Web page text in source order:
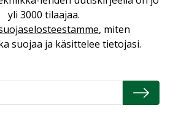
Kuukausi
yli 3000 tilaajaa.
, miten
suojaa ja käsittelee tietojasi.